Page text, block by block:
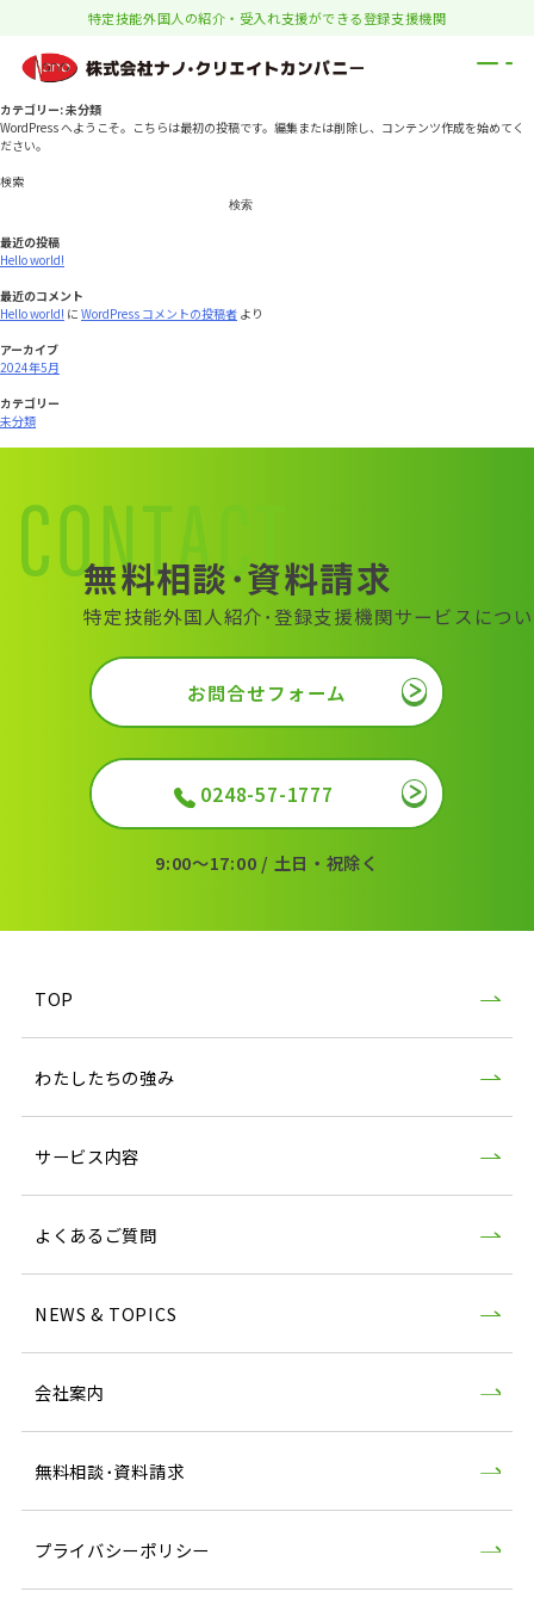
特定技能外国人の紹介・受入れ支援ができる登録支援機関
カテゴリー:未分類
WordPress へようこそ。こちらは最初の投稿です。編集または削除し、コンテンツ作成を始めてく
ださい。
検索
検索
最近の投稿
Hello world!
最近のコメント
Hello world! に WordPress コメントの投稿者 より
アーカイブ
2024年5月
カテゴリー
未分類
無料相談･資料請求
特定技能外国人紹介･登録支援機関サービスにつ
お問合せフォーム
0248-57-1777
9:00〜17:00 / 土日・祝除く
TOP
わたしたちの強み
サービス内容
よくあるご質問
NEWS & TOPICS
会社案内
無料相談･資料請求
プライバシーポリシー